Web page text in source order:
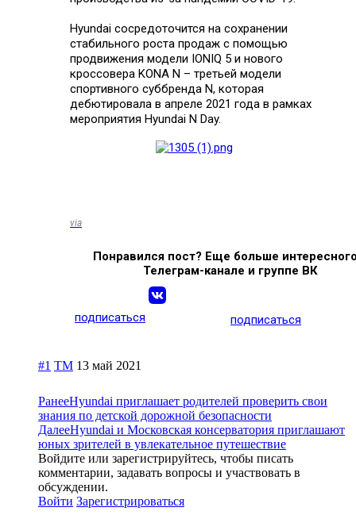
Hyundai сосредоточится на сохранении
стабильного роста продаж с помощью
продвижения модели IONIQ 5 и нового
кроссовера KONA N – третьей модели
спортивного суббренда N, которая
дебютировала в апреле 2021 года в рамках
мероприятия Hyundai N Day.
via
Понравился пост? Еще больше
Телеграм-канале и группе ВК
подписаться подписаться
#1 TM 13 май 2021
РанееHyundai приглашает родителей проверить свои
знания по детской дорожной безопасности
ДалееHyundai и Московская консерватория приглашают
юных зрителей в увлекательное путешествие
Войдите или зарегистрируйтесь, чтобы писать
комментарии, задавать вопросы и участвовать в
обсуждении.
Войти Зарегистрироваться